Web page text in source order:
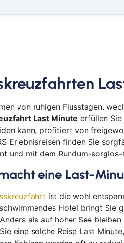
von ruhigen Flusstagen,
Last Minute erfüllen
kann, profitiert von
Erlebnisreisen finden Sie
und mit dem Rundum-
eine Last-
ist die wohl
Hotel bringt Sie
als auf hoher See
eine solche Reise Last